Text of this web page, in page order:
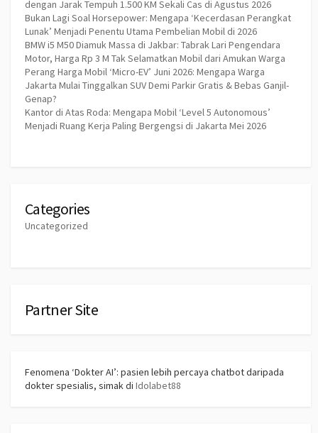
dengan Jarak Tempuh 1.500 KM Sekali Cas di Agustus 2026
Bukan Lagi Soal Horsepower: Mengapa ‘Kecerdasan Perangkat
Lunak’ Menjadi Penentu Utama Pembelian Mobil di 2026
BMW i5 M50 Diamuk Massa di Jakbar: Tabrak Lari Pengendara
Motor, Harga Rp 3 M Tak Selamatkan Mobil dari Amukan Warga
Perang Harga Mobil ‘Micro-EV’ Juni 2026: Mengapa Warga
Jakarta Mulai Tinggalkan SUV Demi Parkir Gratis & Bebas Ganjil-
Genap?
Kantor di Atas Roda: Mengapa Mobil ‘Level 5 Autonomous’
Menjadi Ruang Kerja Paling Bergengsi di Jakarta Mei 2026
Categories
Uncategorized
Partner Site
Fenomena ‘Dokter AI’: pasien lebih percaya chatbot daripada
dokter spesialis, simak di Idolabet88